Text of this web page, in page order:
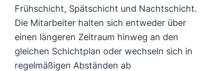
Frühschicht, Spätschicht und Nachtschicht.
Die Mitarbeiter halten sich entweder über
einen längeren Zeitraum hinweg an den
gleichen Schichtplan oder wechseln sich in
regelmäßigen Abständen ab